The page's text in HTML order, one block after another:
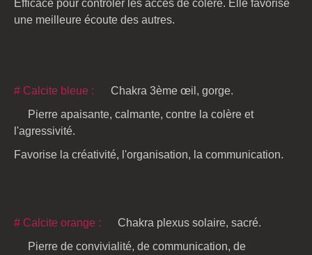
Efficace pour contrôler les accès de colère. Elle favorise
une meilleure écoute des autres.
# Calcite bleue : Chakra 3ème œil, gorge.
Pierre apaisante, calmante, contre la colère et
l'agressivité.
Favorise la créativité, l'organisation, la communication.
# Calcite orange :
Chakra plexus solaire, sacré.
Pierre de convivialité, de communication, de